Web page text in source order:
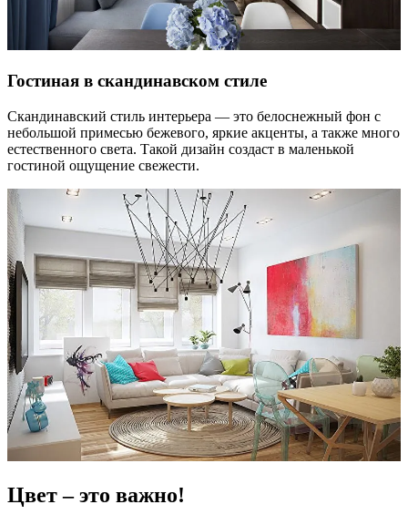
Гостиная в скандинавском стиле
Скандинавский стиль интерьера — это белоснежный фон с
небольшой примесью бежевого, яркие акценты, а также много
естественного света. Такой дизайн создаст в маленькой
гостиной ощущение свежести.
Цвет – это важно!